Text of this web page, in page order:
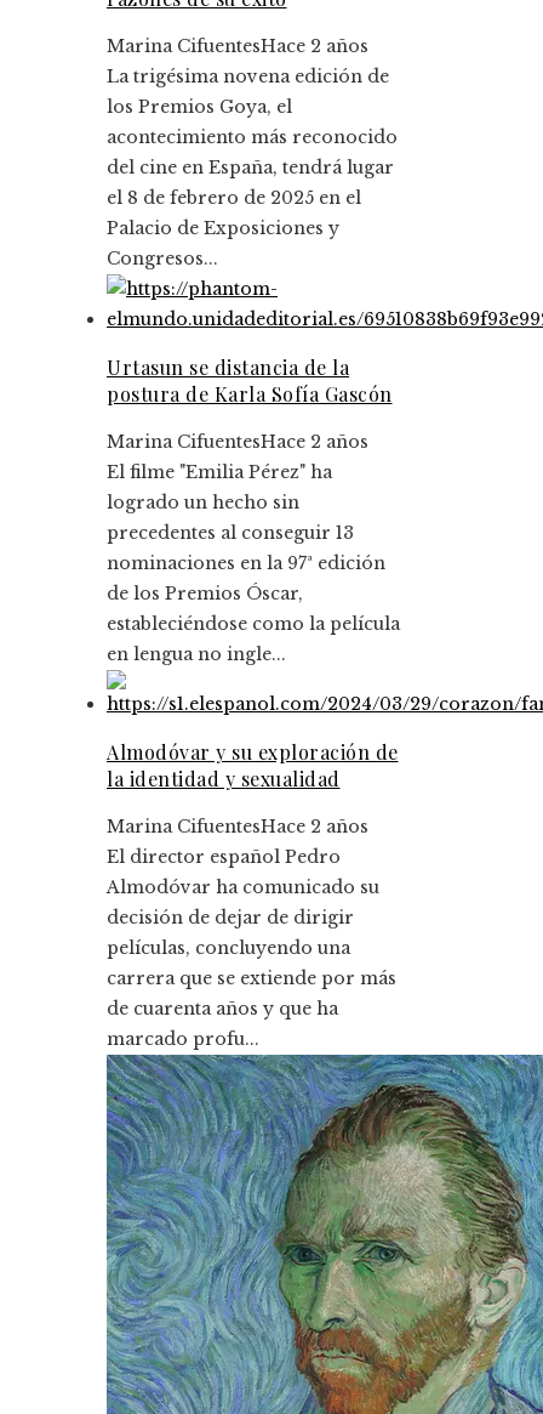
Marina CifuentesHace 2 años
La trigésima novena edición de
los Premios Goya, el
acontecimiento más reconocido
del cine en España, tendrá lugar
el 8 de febrero de 2025 en el
Palacio de Exposiciones y
Congresos...
Urtasun se distancia de la
postura de Karla Sofía Gascón
Marina CifuentesHace 2 años
El filme "Emilia Pérez" ha
logrado un hecho sin
precedentes al conseguir 13
nominaciones en la 97ª edición
de los Premios Óscar,
estableciéndose como la película
en lengua no ingle...
Almodóvar y su exploración de
la identidad y sexualidad
Marina CifuentesHace 2 años
El director español Pedro
Almodóvar ha comunicado su
decisión de dejar de dirigir
películas, concluyendo una
carrera que se extiende por más
de cuarenta años y que ha
marcado profu...